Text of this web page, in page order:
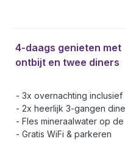
4-daags genieten met
ontbijt en twee diners
3x overnachting
2x heerlijk 3-gangen
Fles mineraalwater op
Gratis WiFi & parkeren